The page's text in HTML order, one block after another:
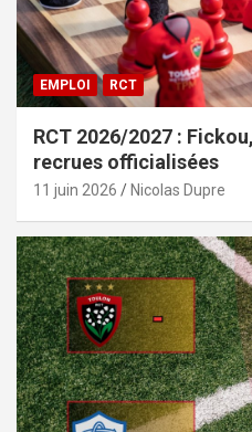
EMPLOI RCT
RCT 2026/2027 :
recrues officialisées
11 juin 2026 Nicolas Dupre